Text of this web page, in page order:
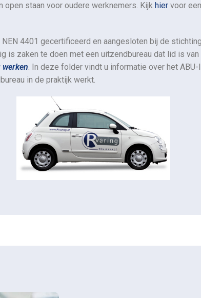
open staan voor oudere werknemers. Kijkhier voor
4401 gecertificeerd en aangesloten bij de
is zaken te doen met een uitzendbureau dat lid is van
. In deze folder vindt u informatie over het
in de praktijk werkt.